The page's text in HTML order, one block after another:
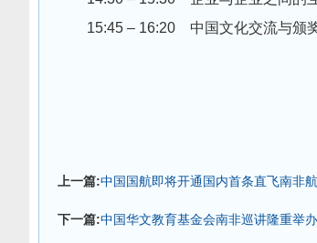
15:45 – 16:20 中国文化交流与颁
上一篇:中国国航即将开通国内首条直飞南非
下一篇:中国华文教育基金会南非巡讲隆重举